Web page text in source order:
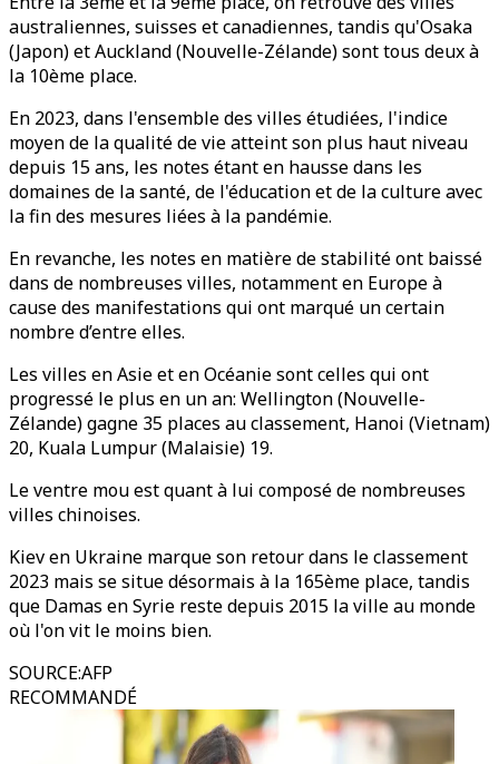
australiennes, suisses et canadiennes, tandis qu'Osaka
(Japon) et Auckland (Nouvelle-Zélande) sont tous deux à
la 10ème place.
En 2023, dans l'ensemble des villes étudiées, l'indice
moyen de la qualité de vie atteint son plus haut niveau
depuis 15 ans, les notes étant en hausse dans les
domaines de la santé, de l'éducation et de la culture avec
la fin des mesures liées à la pandémie.
En revanche, les notes en matière de stabilité ont baissé
dans de nombreuses villes, notamment en Europe à
cause des manifestations qui ont marqué un certain
nombre d’entre elles.
Les villes en Asie et en Océanie sont celles qui ont
progressé le plus en un an: Wellington (Nouvelle-
Zélande) gagne 35 places au classement, Hanoi (Vietnam)
20, Kuala Lumpur (Malaisie) 19.
Le ventre mou est quant à lui composé de nombreuses
villes chinoises.
Kiev en Ukraine marque son retour dans le classement
2023 mais se situe désormais à la 165ème place, tandis
que Damas en Syrie reste depuis 2015 la ville au monde
où l'on vit le moins bien.
SOURCE:AFP
RECOMMANDÉ